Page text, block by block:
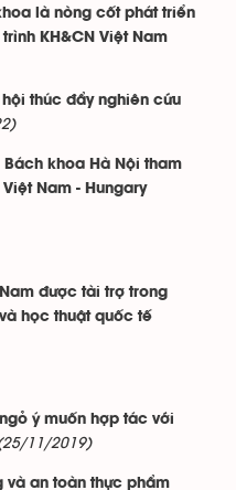
là nòng cốt phát triển
KH&CN Việt Nam
thúc đẩy nghiên cứu
khoa Hà Nội tham
Nam - Hungary
được tài trợ trong
học thuật quốc tế
ý muốn hợp tác với
11/2019)
và an toàn thực phẩm